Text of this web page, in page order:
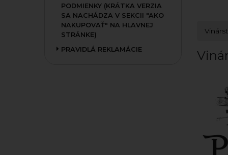
PODMIENKY (KRÁTKA VERZIA
SA NACHÁDZA V SEKCII "AKO
NAKUPOVAŤ" NA HLAVNEJ
STRÁNKE)
PRAVIDLÁ REKLAMÁCIE